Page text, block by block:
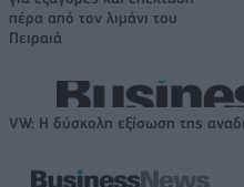
πέρα από τον λιμάνι του
Πειραιά
VW: Η δύσκολη εξίσωση της